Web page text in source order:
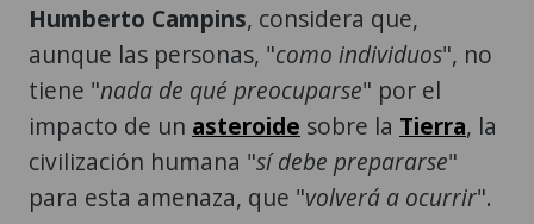
Humberto Campins, considera que,
aunque las personas, "como individuos", no
tiene "nada de qué preocuparse" por el
impacto de un asteroide sobre la Tierra, la
civilización humana "sí debe prepararse"
para esta amenaza, que "volverá a ocurrir".